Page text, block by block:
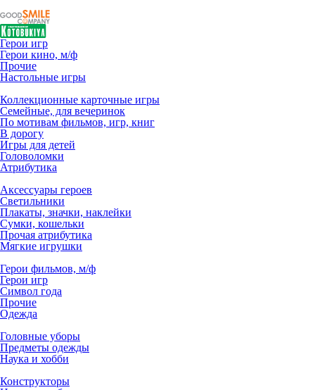
Герои игр
Герои кино, м/ф
Прочие
Настольные игры
Коллекционные карточные игры
Семейные, для вечеринок
По мотивам фильмов, игр, книг
В дорогу
Игры для детей
Головоломки
Атрибутика
Аксессуары героев
Светильники
Плакаты, значки, наклейки
Сумки, кошельки
Прочая атрибутика
Мягкие игрушки
Герои фильмов, м/ф
Герои игр
Символ года
Прочие
Одежда
Головные уборы
Предметы одежды
Наука и хобби
Конструкторы